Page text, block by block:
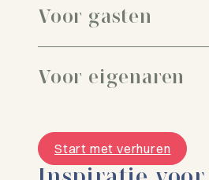
Voor gasten
Voor eigenaren
Start met verhuren